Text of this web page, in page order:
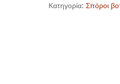
Saturegia
Κατηγορία:Σπόροι